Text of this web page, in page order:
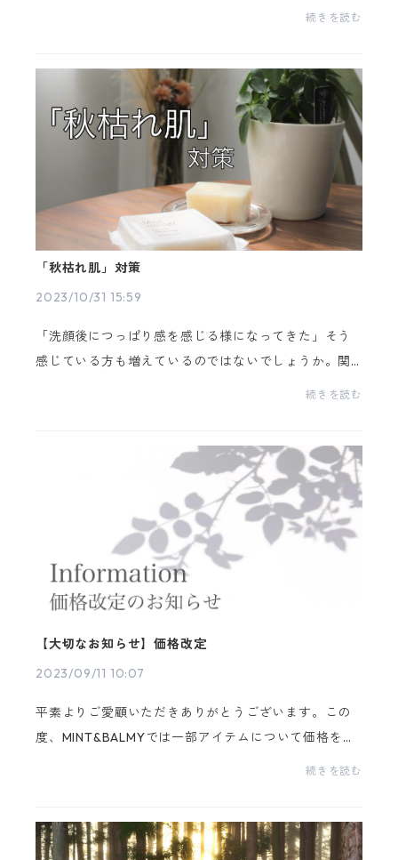
ドクリーム With Moringa | MINT&BALMY (mintandbal
続きを読む
「秋枯れ肌」対策
2023/10/31 15:59
「洗顔後につっぱり感を感じる様になってきた」そう
感じている方も増えているのではないでしょうか。関
続きを読む
【大切なお知らせ】価格改定
2023/09/11 10:07
平素よりご愛顧いただきありがとうございます。この
度、MINT&BALMYでは一部アイテムについて価格を変
更する運びとなりました。今後、パッケージリニュー
続きを読む